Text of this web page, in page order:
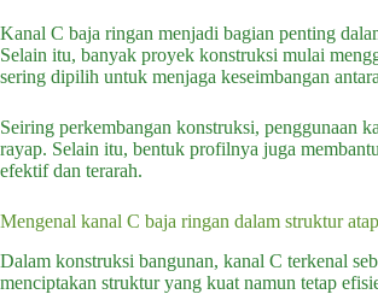
Kanal C baja ringan menjadi bagian penting
Selain itu, banyak proyek konstruksi mulai
sering dipilih untuk menjaga keseimbangan
Seiring perkembangan konstruksi, penggunaan
rayap. Selain itu, bentuk profilnya juga
efektif dan terarah.
Mengenal kanal C baja ringan dalam struktur atap
Dalam konstruksi bangunan, kanal C terkenal
menciptakan struktur yang kuat namun tetap